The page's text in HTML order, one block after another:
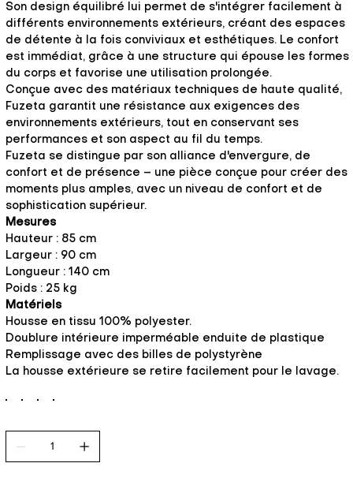
Son design équilibré lui permet de s'intégrer facilement à
différents environnements extérieurs, créant des espaces
de détente à la fois conviviaux et esthétiques. Le confort
est immédiat, grâce à une structure qui épouse les formes
du corps et favorise une utilisation prolongée.
Conçue avec des matériaux techniques de haute qualité,
Fuzeta garantit une résistance aux exigences des
environnements extérieurs, tout en conservant ses
performances et son aspect au fil du temps.
Fuzeta se distingue par son alliance d'envergure, de
confort et de présence – une pièce conçue pour créer des
moments plus amples, avec un niveau de confort et de
sophistication supérieur.
Mesures
Hauteur : 85 cm
Largeur : 90 cm
Longueur : 140 cm
Poids : 25 kg
Matériels
Housse en tissu 100% polyester.
Doublure intérieure imperméable enduite de plastique
Remplissage avec des billes de polystyrène
La housse extérieure se retire facilement pour le lavage.